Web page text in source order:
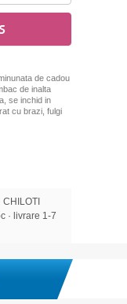
de cadou
de inalta
se inchid in
cu brazi, fulgi
CHILOTI
· livrare 1-7